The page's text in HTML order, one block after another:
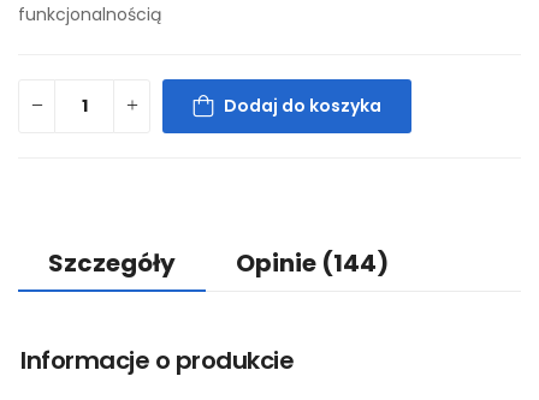
funkcjonalnością
Dodaj do koszyka
Szczegóły Opinie (144)
Informacje o produkcie